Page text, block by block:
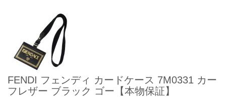
FENDI フェンディ カードケース 7M0331 カー
フレザー ブラック ゴー【本物保証】